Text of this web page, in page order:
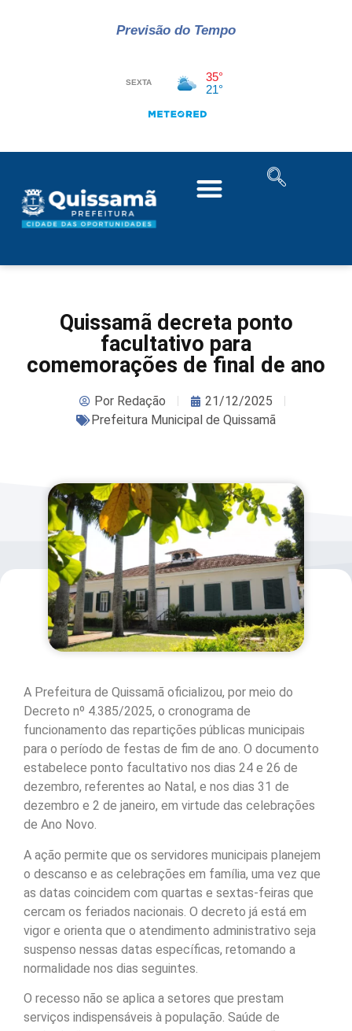
Previsão do Tempo
Quissamã decreta ponto
facultativo para
comemorações de final de ano
PorRedação
21/12/2025
Prefeitura Municipal de Quissamã
A Prefeitura de Quissamã oficializou, por meio do
Decreto nº 4.385/2025, o cronograma de
funcionamento das repartições públicas municipais
para o período de festas de fim de ano. O documento
estabelece ponto facultativo nos dias 24 e 26 de
dezembro, referentes ao Natal, e nos dias 31 de
dezembro e 2 de janeiro, em virtude das celebrações
de Ano Novo.
A ação permite que os servidores municipais planejem
o descanso e as celebrações em família, uma vez que
as datas coincidem com quartas e sextas-feiras que
cercam os feriados nacionais. O decreto já está em
vigor e orienta que o atendimento administrativo seja
suspenso nessas datas específicas, retomando a
normalidade nos dias seguintes.
O recesso não se aplica a setores que prestam
serviços indispensáveis à população. Saúde de